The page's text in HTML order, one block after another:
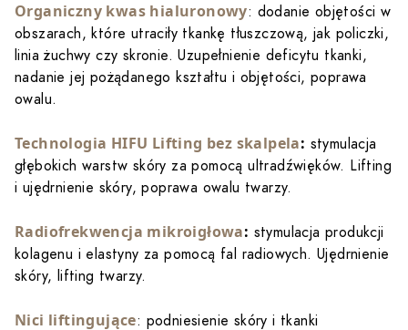
Organiczny kwas hialuronowy: dodanie objętości w
obszarach, które utraciły tkankę tłuszczową, jak policzki,
linia żuchwy czy skronie. Uzupełnienie deficytu tkanki,
nadanie jej pożądanego kształtu i objętości, poprawa
owalu.
Technologia HIFU Lifting bez skalpela: stymulacja
głębokich warstw skóry za pomocą ultradźwięków. Lifting
i ujędrnienie skóry, poprawa owalu twarzy.
Radiofrekwencja mikroigłowa: stymulacja produkcji
kolagenu i elastyny za pomocą fal radiowych. Ujędrnienie
skóry, lifting twarzy.
Nici liftingujące: podniesienie skóry i tkanki